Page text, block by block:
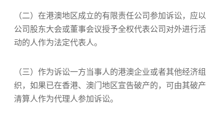
（二）在港澳地区成立的有限责任公司参加诉讼，应以
公司股东大会或董事会议授予全权代表公司对外进行活
动的人作为法定代表人。
（三）作为诉讼一方当事人的港澳企业或者其他经济组
织，如果已在香港、澳门地区宣告破产的，可由其破产
清算人作为代理人参加诉讼。